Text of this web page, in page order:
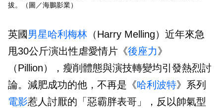
拔。（圖／海鵬影業）
英國 男星哈利梅林 （Harry Melling）近年來急
甩30公斤演出性虐愛情片《後座力》
（Pillion），瘦削體態與演技轉變均引發熱烈討
論。減肥成功的他，不再是《哈利波特》系列
電影惹人討厭的「惡霸胖表哥」，反以帥氣型